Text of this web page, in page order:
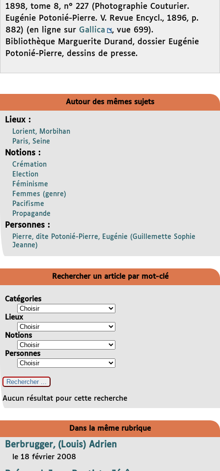
1898, tome 8, n° 227 (Photographie Couturier.
Eugénie Potonié-Pierre. V. Revue Encycl., 1896, p.
882) (en ligne sur Gallica
, vue 699).
Bibliothèque Marguerite Durand, dossier Eugénie
Potonié-Pierre, dessins de presse.
Autour des mêmes sujets
Lieux :
Lorient, Morbihan
Paris, Seine
Notions :
Crémation
Election
Féminisme
Femmes (genre)
Pacifisme
Propagande
Personnes :
Pierre, dite Potonié-Pierre, Eugénie (Guillemette Sophie
Jeanne)
Rechercher un article par mot-clé
Catégories
Lieux
Notions
Personnes
Aucun résultat pour cette recherche
Dans la même rubrique
Berbrugger, (Louis) Adrien
le 18 février 2008